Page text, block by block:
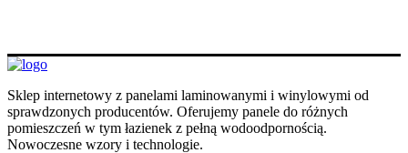
Sklep internetowy z panelami laminowanymi i winylowymi od
sprawdzonych producentów. Oferujemy panele do różnych
pomieszczeń w tym łazienek z pełną wodoodpornością.
Nowoczesne wzory i technologie.